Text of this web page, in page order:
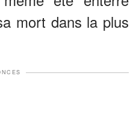
mort dans la plus